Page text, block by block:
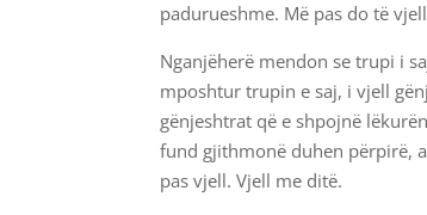
padurueshme. Më pas do të
Nganjëherë mendon se trupi i
mposhtur trupin e saj, i vjell
gënjeshtrat që e shpojnë
fund gjithmonë duhen përpirë,
pas vjell. Vjell me ditë.